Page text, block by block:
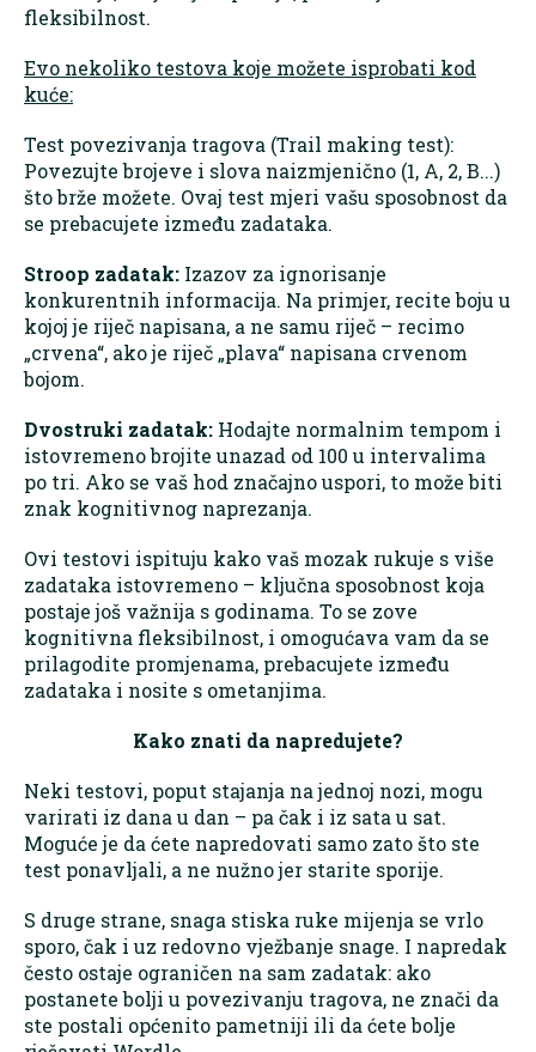
fleksibilnost.
Evo nekoliko testova koje možete isprobati kod
kuće:
Test povezivanja tragova (Trail making test):
Povezujte brojeve i slova naizmjenično (1, A, 2, B...)
što brže možete. Ovaj test mjeri vašu sposobnost da
se prebacujete između zadataka.
Stroop zadatak: Izazov za ignorisanje
konkurentnih informacija. Na primjer, recite boju u
kojoj je riječ napisana, a ne samu riječ – recimo
„crvena“, ako je riječ „plava“ napisana crvenom
bojom.
Dvostruki zadatak: Hodajte normalnim tempom i
istovremeno brojite unazad od 100 u intervalima
po tri. Ako se vaš hod značajno uspori, to može biti
znak kognitivnog naprezanja.
Ovi testovi ispituju kako vaš mozak rukuje s više
zadataka istovremeno – ključna sposobnost koja
postaje još važnija s godinama. To se zove
kognitivna fleksibilnost, i omogućava vam da se
prilagodite promjenama, prebacujete između
zadataka i nosite s ometanjima.
Kako znati da napredujete?
Neki testovi, poput stajanja na jednoj nozi, mogu
varirati iz dana u dan – pa čak i iz sata u sat.
Moguće je da ćete napredovati samo zato što ste
test ponavljali, a ne nužno jer starite sporije.
S druge strane, snaga stiska ruke mijenja se vrlo
sporo, čak i uz redovno vježbanje snage. I napredak
često ostaje ograničen na sam zadatak: ako
postanete bolji u povezivanju tragova, ne znači da
ste postali općenito pametniji ili da ćete bolje